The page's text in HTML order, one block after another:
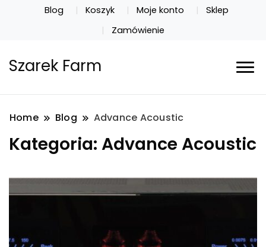
Blog Koszyk Moje konto
Sklep
Zamówienie
Szarek Farm
Home Blog Advance Acoustic
Kategoria: Advance Acoustic